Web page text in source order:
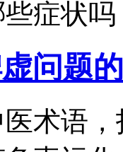
些症状
问题
术语